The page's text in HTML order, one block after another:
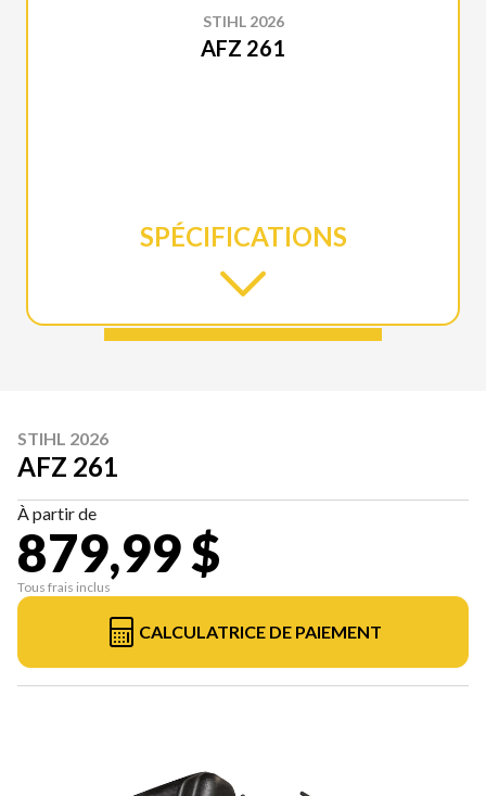
STIHL 2026
AFZ 261
SPÉCIFICATIONS
STIHL 2026
AFZ 261
À partir de
879,99 $
Tous frais inclus
CALCULATRICE DE PAIEMENT